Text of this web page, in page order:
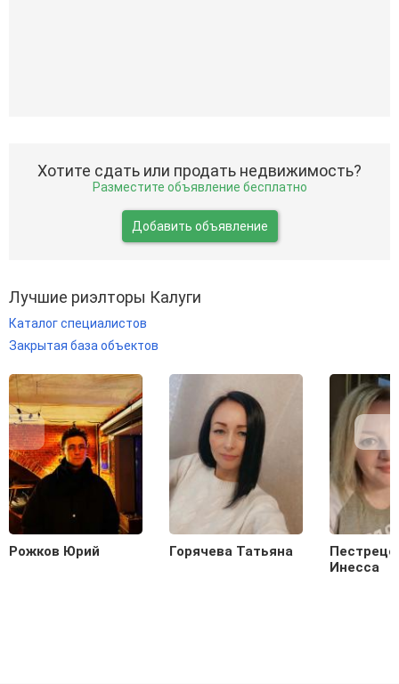
Хотите сдать или продать недвижимость?
Разместите объявление бесплатно
Добавить объявление
Лучшие риэлторы Калуги
Каталог специалистов
Закрытая база объектов
Рожков Юрий Горячева Татьяна
Инесса